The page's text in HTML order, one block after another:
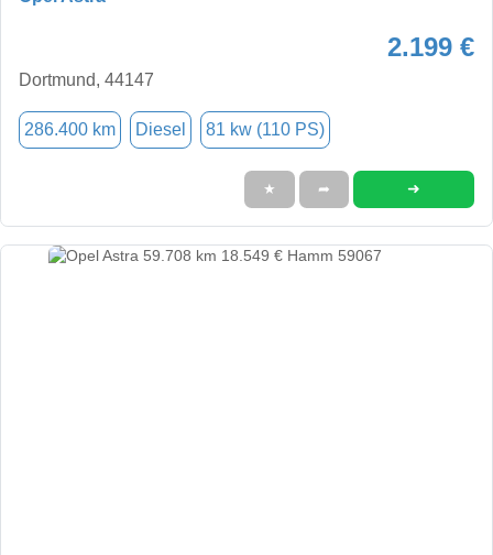
2.199 €
Dortmund, 44147
286.400 km Diesel 81 kw (110 PS)
★ ➦ ➜